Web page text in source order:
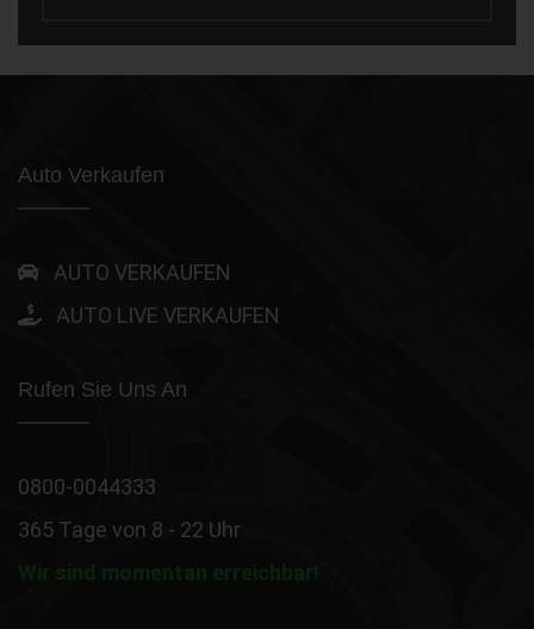
Auto Verkaufen
AUTO VERKAUFEN
AUTO LIVE VERKAUFEN
Rufen Sie Uns An
0800-0044333
365 Tage von 8 - 22 Uhr
Wir sind momentan erreichbar!